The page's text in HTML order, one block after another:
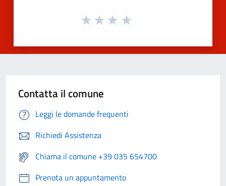
Contatta il comune
Leggi le domande frequenti
Richiedi Assistenza
Chiama il comune +39 035 654700
Prenota un appuntamento